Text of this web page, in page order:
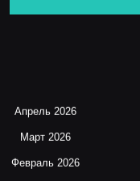
Апрель 2026
Март 2026
Февраль 2026